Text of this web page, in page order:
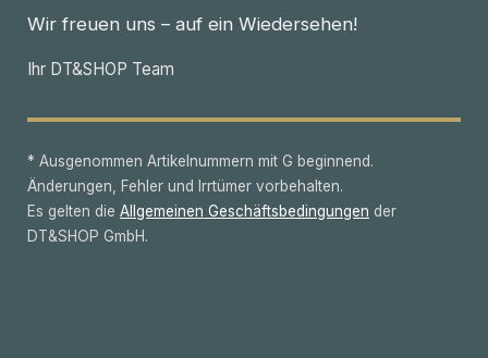
Wir freuen uns – auf ein Wiedersehen!
Ihr DT&SHOP Team
* Ausgenommen Artikelnummern mit G beginnend.
Änderungen, Fehler und Irrtümer vorbehalten.
Es gelten die Allgemeinen Geschäftsbedingungen der
DT&SHOP GmbH.